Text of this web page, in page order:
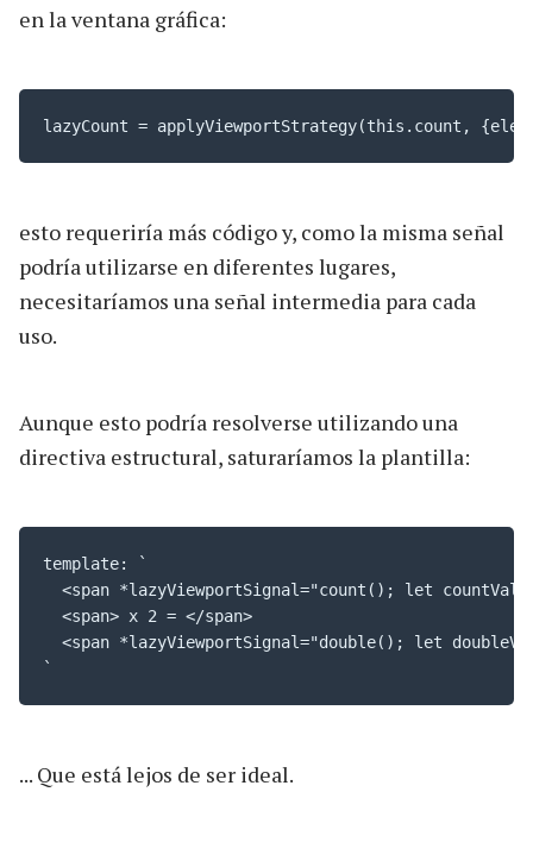
en la ventana gráfica:
lazyCount = applyViewportStrategy(this.count,
esto requeriría más código y, como la misma señal
podría utilizarse en diferentes lugares,
necesitaríamos una señal intermedia para cada
uso.
Aunque esto podría resolverse utilizando una
directiva estructural, saturaríamos la plantilla:
template: `
<span *lazyViewportSignal="count(); let
  <span> x 2 = </span>
<span *lazyViewportSignal="double(); let
`
... Que está lejos de ser ideal.